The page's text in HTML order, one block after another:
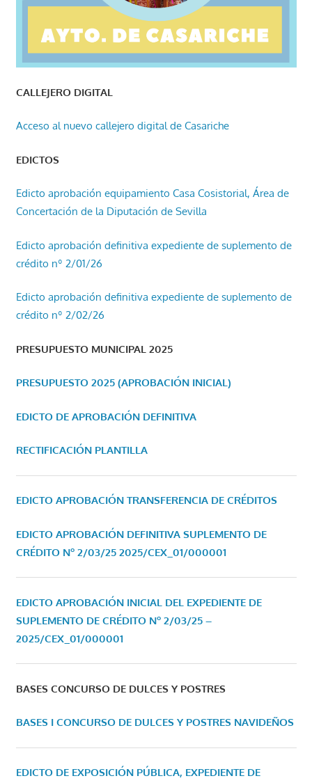
CALLEJERO DIGITAL
Acceso al nuevo callejero digital de Casariche
EDICTOS
Edicto aprobación equipamiento Casa Cosistorial, Área de
Concertación de la Diputación de Sevilla
Edicto aprobación definitiva expediente de suplemento de
crédito nº 2/01/26
Edicto aprobación definitiva expediente de suplemento de
crédito nº 2/02/26
PRESUPUESTO MUNICIPAL 2025
PRESUPUESTO 2025 (APROBACIÓN INICIAL)
EDICTO DE APROBACIÓN DEFINITIVA
RECTIFICACIÓN PLANTILLA
EDICTO APROBACIÓN TRANSFERENCIA DE CRÉDITOS
EDICTO APROBACIÓN DEFINITIVA SUPLEMENTO DE
CRÉDITO Nº 2/03/25 2025/CEX_01/000001
EDICTO APROBACIÓN INICIAL DEL EXPEDIENTE DE
SUPLEMENTO DE CRÉDITO Nº 2/03/25 –
2025/CEX_01/000001
BASES CONCURSO DE DULCES Y POSTRES
BASES I CONCURSO DE DULCES Y POSTRES NAVIDEÑOS
EDICTO DE EXPOSICIÓN PÚBLICA, EXPEDIENTE DE